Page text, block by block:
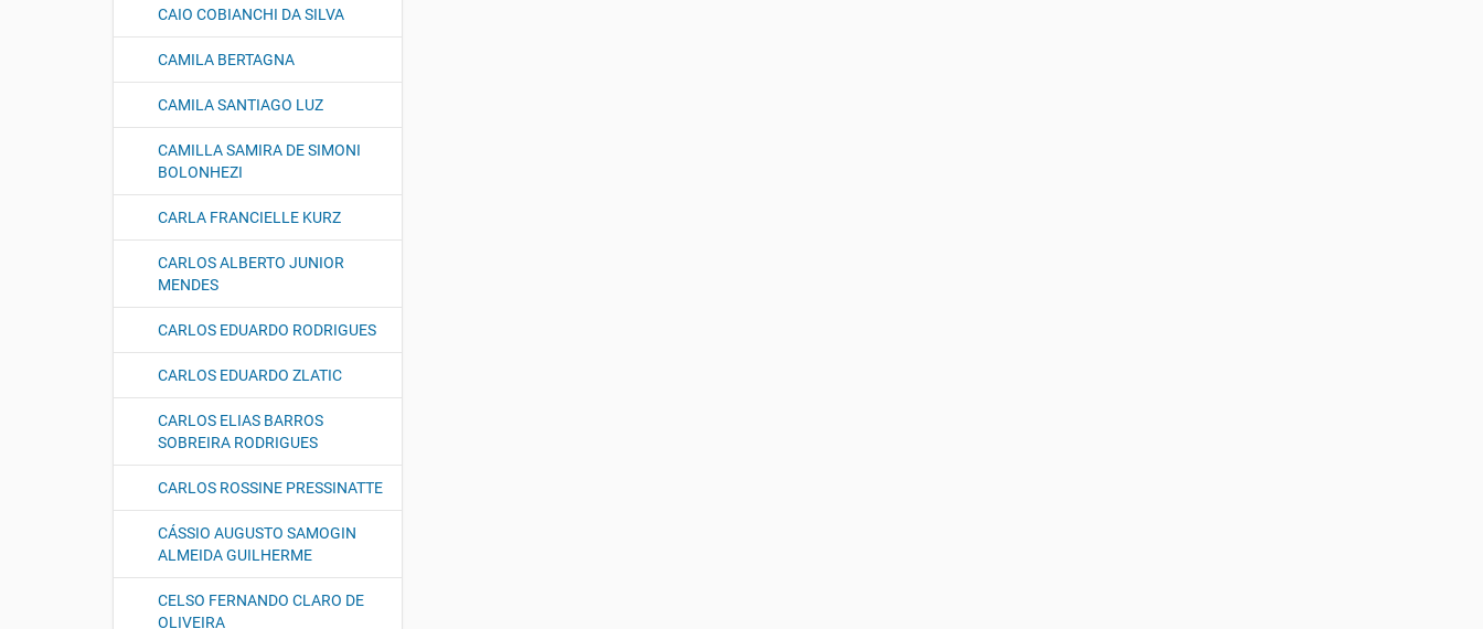
CAIO COBIANCHI DA SILVA
CAMILA BERTAGNA
CAMILA SANTIAGO LUZ
CAMILLA SAMIRA DE SIMONI
BOLONHEZI
CARLA FRANCIELLE KURZ
CARLOS ALBERTO JUNIOR
MENDES
CARLOS EDUARDO RODRIGUES
CARLOS EDUARDO ZLATIC
CARLOS ELIAS BARROS
SOBREIRA RODRIGUES
CARLOS ROSSINE PRESSINATTE
CÁSSIO AUGUSTO SAMOGIN
ALMEIDA GUILHERME
CELSO FERNANDO CLARO DE
OLIVEIRA